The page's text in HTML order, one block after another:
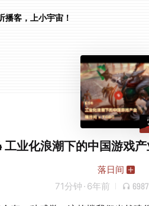
播客，上小宇宙！
工业化浪潮下的中国游戏
落日间
71分钟 · 6年前 6987